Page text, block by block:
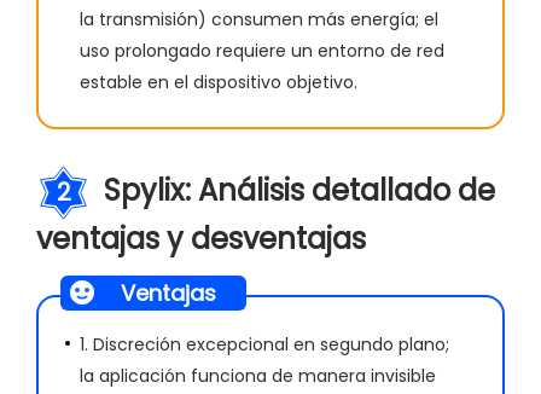
la transmisión) consumen más energía; el
uso prolongado requiere un entorno de red
estable en el dispositivo objetivo.
2
Spylix: Análisis detallado de
ventajas y desventajas
Ventajas
1. Discreción excepcional en segundo plano;
la aplicación funciona de manera invisible